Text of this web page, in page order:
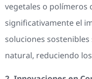
vegetales o polímeros
significativamente el
soluciones
natural, reduciendo